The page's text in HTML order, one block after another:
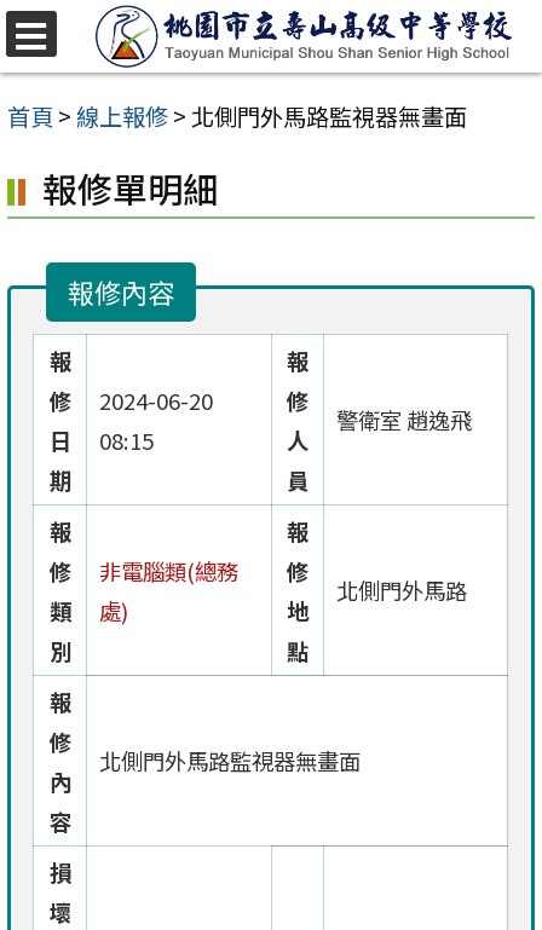
跳
至
主
內
容
首頁 >線上報修> 北側門外馬路監視器無畫面
報修單明細
報修內容
報
修
日
期
2024-06-20
08:15
報
修
人
員
警衛室 趙逸飛
報
修
類
別
非電腦類(總務
處)
報
修
地
點
北側門外馬路
報
修
內
容
北側門外馬路監視器無畫面
損
壞
選
單